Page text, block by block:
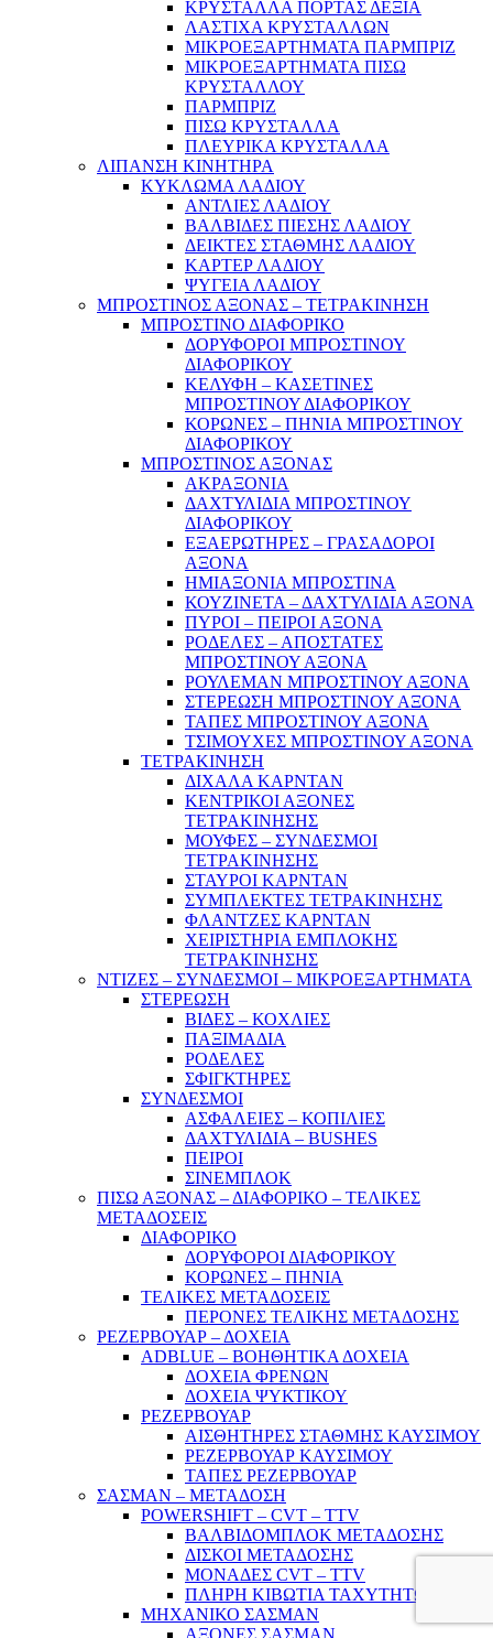
ΚΡΥΣΤΑΛΛΑ ΠΟΡΤΑΣ ΔΕΞΙΑ
ΛΑΣΤΙΧΑ ΚΡΥΣΤΑΛΛΩΝ
ΜΙΚΡΟΕΞΑΡΤΗΜΑΤΑ ΠΑΡΜΠΡΙΖ
ΜΙΚΡΟΕΞΑΡΤΗΜΑΤΑ ΠΙΣΩ
ΚΡΥΣΤΑΛΛΟΥ
ΠΑΡΜΠΡΙΖ
ΠΙΣΩ ΚΡΥΣΤΑΛΛΑ
ΠΛΕΥΡΙΚΑ ΚΡΥΣΤΑΛΛΑ
ΛΙΠΑΝΣΗ ΚΙΝΗΤΗΡΑ
ΚΥΚΛΩΜΑ ΛΑΔΙΟΥ
ΑΝΤΛΙΕΣ ΛΑΔΙΟΥ
ΒΑΛΒΙΔΕΣ ΠΙΕΣΗΣ ΛΑΔΙΟΥ
ΔΕΙΚΤΕΣ ΣΤΑΘΜΗΣ ΛΑΔΙΟΥ
ΚΑΡΤΕΡ ΛΑΔΙΟΥ
ΨΥΓΕΙΑ ΛΑΔΙΟΥ
ΜΠΡΟΣΤΙΝΟΣ ΑΞΟΝΑΣ – ΤΕΤΡΑΚΙΝΗΣΗ
ΜΠΡΟΣΤΙΝΟ ΔΙΑΦΟΡΙΚΟ
ΔΟΡΥΦΟΡΟΙ ΜΠΡΟΣΤΙΝΟΥ
ΔΙΑΦΟΡΙΚΟΥ
ΚΕΛΥΦΗ – ΚΑΣΕΤΙΝΕΣ
ΜΠΡΟΣΤΙΝΟΥ ΔΙΑΦΟΡΙΚΟΥ
ΚΟΡΩΝΕΣ – ΠΗΝΙΑ ΜΠΡΟΣΤΙΝΟΥ
ΔΙΑΦΟΡΙΚΟΥ
ΜΠΡΟΣΤΙΝΟΣ ΑΞΟΝΑΣ
ΑΚΡΑΞΟΝΙΑ
ΔΑΧΤΥΛΙΔΙΑ ΜΠΡΟΣΤΙΝΟΥ
ΔΙΑΦΟΡΙΚΟΥ
ΕΞΑΕΡΩΤΗΡΕΣ – ΓΡΑΣΑΔΟΡΟΙ
ΑΞΟΝΑ
ΗΜΙΑΞΟΝΙΑ ΜΠΡΟΣΤΙΝΑ
ΚΟΥΖΙΝΕΤΑ – ΔΑΧΤΥΛΙΔΙΑ ΑΞΟΝΑ
ΠΥΡΟΙ – ΠΕΙΡΟΙ ΑΞΟΝΑ
ΡΟΔΕΛΕΣ – ΑΠΟΣΤΑΤΕΣ
ΜΠΡΟΣΤΙΝΟΥ ΑΞΟΝΑ
ΡΟΥΛΕΜΑΝ ΜΠΡΟΣΤΙΝΟΥ ΑΞΟΝΑ
ΣΤΕΡΕΩΣΗ ΜΠΡΟΣΤΙΝΟΥ ΑΞΟΝΑ
ΤΑΠΕΣ ΜΠΡΟΣΤΙΝΟΥ ΑΞΟΝΑ
ΤΣΙΜΟΥΧΕΣ ΜΠΡΟΣΤΙΝΟΥ ΑΞΟΝΑ
ΤΕΤΡΑΚΙΝΗΣΗ
ΔΙΧΑΛΑ ΚΑΡΝΤΑΝ
ΚΕΝΤΡΙΚΟΙ ΑΞΟΝΕΣ
ΤΕΤΡΑΚΙΝΗΣΗΣ
ΜΟΥΦΕΣ – ΣΥΝΔΕΣΜΟΙ
ΤΕΤΡΑΚΙΝΗΣΗΣ
ΣΤΑΥΡΟΙ ΚΑΡΝΤΑΝ
ΣΥΜΠΛΕΚΤΕΣ ΤΕΤΡΑΚΙΝΗΣΗΣ
ΦΛΑΝΤΖΕΣ ΚΑΡΝΤΑΝ
ΧΕΙΡΙΣΤΗΡΙΑ ΕΜΠΛΟΚΗΣ
ΤΕΤΡΑΚΙΝΗΣΗΣ
ΝΤΙΖΕΣ – ΣΥΝΔΕΣΜΟΙ – ΜΙΚΡΟΕΞΑΡΤΗΜΑΤΑ
ΣΤΕΡΕΩΣΗ
ΒΙΔΕΣ – ΚΟΧΛΙΕΣ
ΠΑΞΙΜΑΔΙΑ
ΡΟΔΕΛΕΣ
ΣΦΙΓΚΤΗΡΕΣ
ΣΥΝΔΕΣΜΟΙ
ΑΣΦΑΛΕΙΕΣ – ΚΟΠΙΛΙΕΣ
ΔΑΧΤΥΛΙΔΙΑ – BUSHES
ΠΕΙΡΟΙ
ΣΙΝΕΜΠΛΟΚ
ΠΙΣΩ ΑΞΟΝΑΣ – ΔΙΑΦΟΡΙΚΟ – ΤΕΛΙΚΕΣ
ΜΕΤΑΔΟΣΕΙΣ
ΔΙΑΦΟΡΙΚΟ
ΔΟΡΥΦΟΡΟΙ ΔΙΑΦΟΡΙΚΟΥ
ΚΟΡΩΝΕΣ – ΠΗΝΙΑ
ΤΕΛΙΚΕΣ ΜΕΤΑΔΟΣΕΙΣ
ΠΕΡΟΝΕΣ ΤΕΛΙΚΗΣ ΜΕΤΑΔΟΣΗΣ
ΡΕΖΕΡΒΟΥΑΡ – ΔΟΧΕΙΑ
ADBLUE – ΒΟΗΘΗΤΙΚΑ ΔΟΧΕΙΑ
ΔΟΧΕΙΑ ΦΡΕΝΩΝ
ΔΟΧΕΙΑ ΨΥΚΤΙΚΟΥ
ΡΕΖΕΡΒΟΥΑΡ
ΑΙΣΘΗΤΗΡΕΣ ΣΤΑΘΜΗΣ ΚΑΥΣΙΜΟΥ
ΡΕΖΕΡΒΟΥΑΡ ΚΑΥΣΙΜΟΥ
ΤΑΠΕΣ ΡΕΖΕΡΒΟΥΑΡ
ΣΑΣΜΑΝ – ΜΕΤΑΔΟΣΗ
POWERSHIFT – CVT – TTV
ΒΑΛΒΙΔΟΜΠΛΟΚ ΜΕΤΑΔΟΣΗΣ
ΔΙΣΚΟΙ ΜΕΤΑΔΟΣΗΣ
ΜΟΝΑΔΕΣ CVT – TTV
ΠΛΗΡΗ ΚΙΒΩΤΙΑ ΤΑΧΥΤΗΤΩΝ
ΜΗΧΑΝΙΚΟ ΣΑΣΜΑΝ